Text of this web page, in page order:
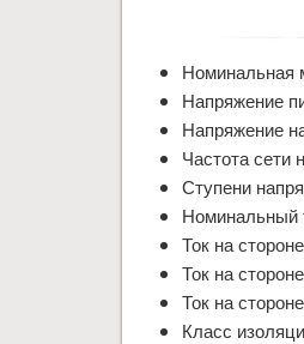
Номинальная
Напряжение
Напряжение
Частота сети
Ступени
Номинальный
Ток на
Ток на
Ток на
Класс